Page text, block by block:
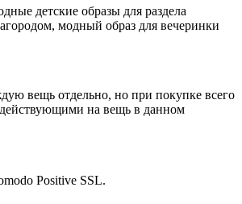
детские образы для раздела
модный образ для вечеринки
вещь отдельно, но при покупке всего
действующими на вещь в данном
Positive SSL.